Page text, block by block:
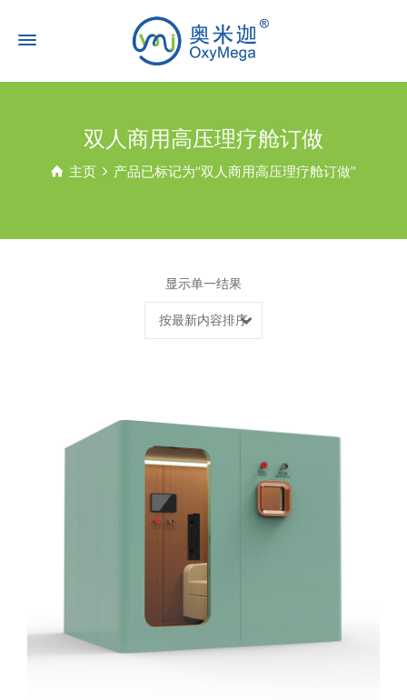
双人商用高压理疗舱订做
主页 产品已标记为“双人商用高压理疗舱订做”
显示单一结果
按最新内容排序